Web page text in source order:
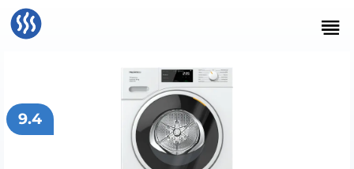
9.4